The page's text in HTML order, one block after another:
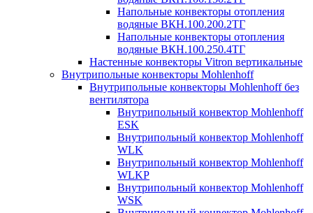
Напольные конвекторы отопления
водяные ВКН.100.200.2ТГ
Напольные конвекторы отопления
водяные ВКН.100.250.4ТГ
Настенные конвекторы Vitron вертикальные
Внутрипольные конвекторы Mohlenhoff
Внутрипольные конвекторы Mohlenhoff без
вентилятора
Внутрипольный конвектор Mohlenhoff
ESK
Внутрипольный конвектор Mohlenhoff
WLK
Внутрипольный конвектор Mohlenhoff
WLKP
Внутрипольный конвектор Mohlenhoff
WSK